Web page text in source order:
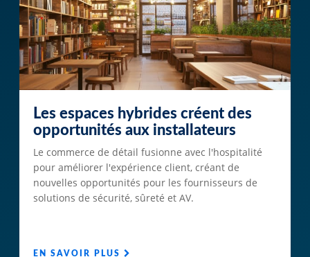
Les espaces hybrides créent des
opportunités aux installateurs
Le commerce de détail fusionne avec l'hospitalité
pour améliorer l'expérience client, créant de
nouvelles opportunités pour les fournisseurs de
solutions de sécurité, sûreté et AV.
EN SAVOIR PLUS